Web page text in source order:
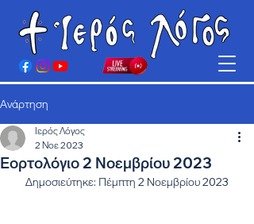
Ανάρτηση
Εορτολόγιο 2 Νοεμβρίου 2023
Ιερός Λόγος
2 Νοε 2023
Δημοσιεύτηκε: Πέμπτη 2 Νοεμβρίου 2023